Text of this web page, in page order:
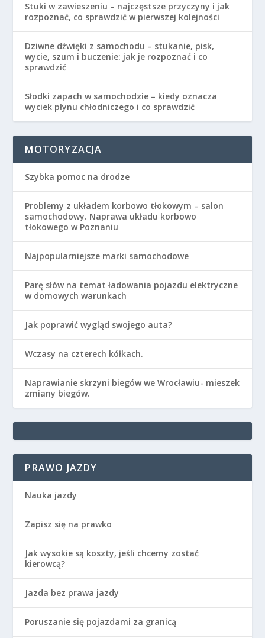
Stuki w zawieszeniu – najczęstsze przyczyny i jak
rozpoznać, co sprawdzić w pierwszej kolejności
Dziwne dźwięki z samochodu – stukanie, pisk,
wycie, szum i buczenie: jak je rozpoznać i co
sprawdzić
Słodki zapach w samochodzie – kiedy oznacza
wyciek płynu chłodniczego i co sprawdzić
MOTORYZACJA
Szybka pomoc na drodze
Problemy z układem korbowo tłokowym – salon
samochodowy. Naprawa układu korbowo
tłokowego w Poznaniu
Najpopularniejsze marki samochodowe
Parę słów na temat ładowania pojazdu elektryczne
w domowych warunkach
Jak poprawić wygląd swojego auta?
Wczasy na czterech kółkach.
Naprawianie skrzyni biegów we Wrocławiu- mieszek
zmiany biegów.
PRAWO JAZDY
Nauka jazdy
Zapisz się na prawko
Jak wysokie są koszty, jeśli chcemy zostać
kierowcą?
Jazda bez prawa jazdy
Poruszanie się pojazdami za granicą